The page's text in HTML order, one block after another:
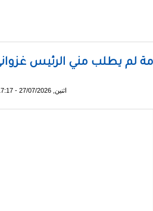
(الجزءالأول)
لم يطلب مني الرئيس
اثنين, 27/07/2026 - 17:17